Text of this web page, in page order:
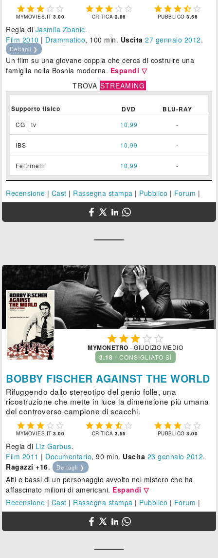
    
MYMOVIES.IT3.00
    
CRITICA 2.86
    
PUBBLICO3.56
Regia di Jasmila Zbanic.
Film 2010 | Drammatico, 100 min. Uscita 27 gennaio 2012.
Dettagli ❯
Un film su una giovane coppia che cerca di costruire una
famiglia nella Bosnia moderna. Espandi ▽
TROVA STREAMING
Supporto fisico DVD BLU-RAY
CG | tv 10,99 -
IBS 10,99 -
Feltrinelli 10,99 -
Recensione | Cast | Rassegna stampa | Pubblico | Forum |
  
MYMONETRO - GIUDIZIO MEDIO
3.18 - CONSIGLIATO SÌ
BOBBY FISCHER AGAINST THE WORLD
Rifuggendo dallo stereotipo del genio folle, una
ricostruzione che mette in luce la dimensione più umana
del controverso campione di scacchi.
    
MYMOVIES.IT3.00
    
CRITICA 3.55
    
PUBBLICO3.00
Regia di Liz Garbus.
Film 2011 | Documentario, 90 min. Uscita 23 gennaio 2012.
Ragazzi +16. Dettagli ❯
Alti e bassi di un personaggio avvolto nel mistero che ha
affascinato milioni di americani. Espandi ▽
Recensione | Cast | Rassegna stampa | Pubblico | Forum |